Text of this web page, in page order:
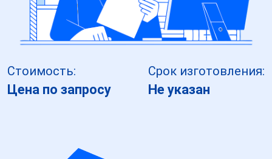
Стоимость:
Цена по запросу
Срок изготовления:
Не указан